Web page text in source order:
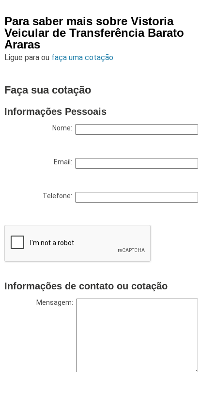
Para saber mais sobre Vistoria
Veicular de Transferência Barato
Araras
Ligue para ou faça uma cotação
Faça sua cotação
Informações Pessoais
Nome:
Email:
Telefone:
Informações de contato ou cotação
Mensagem: